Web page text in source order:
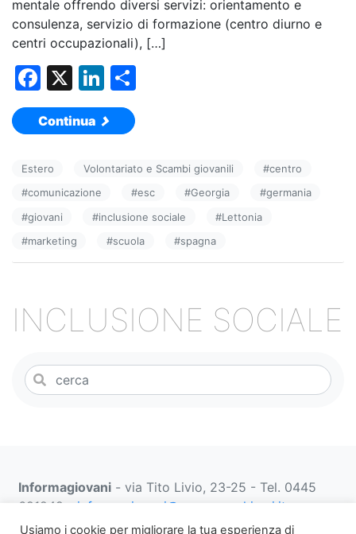
mentale offrendo diversi servizi: orientamento e
consulenza, servizio di formazione (centro diurno e
centri occupazionali), […]
F
a
c
b
o
o
k
X
Li
n
k
dI vi
di
Continua
Estero Volontariato e Scambi giovanili #centro
#comunicazione #esc #Georgia #germania
#giovani #inclusione sociale #Lettonia
#marketing #scuola #spagna
INCLUSIONE SOCIALE
Informagiovani - via Tito Livio, 23-25 - Tel. 0445
691249 - informagiovani@comune.schio.vi.it
prenotazionifaberbox@comune.schio.vi.it0445 691
Usiamo i cookie per migliorare la tua esperienza di